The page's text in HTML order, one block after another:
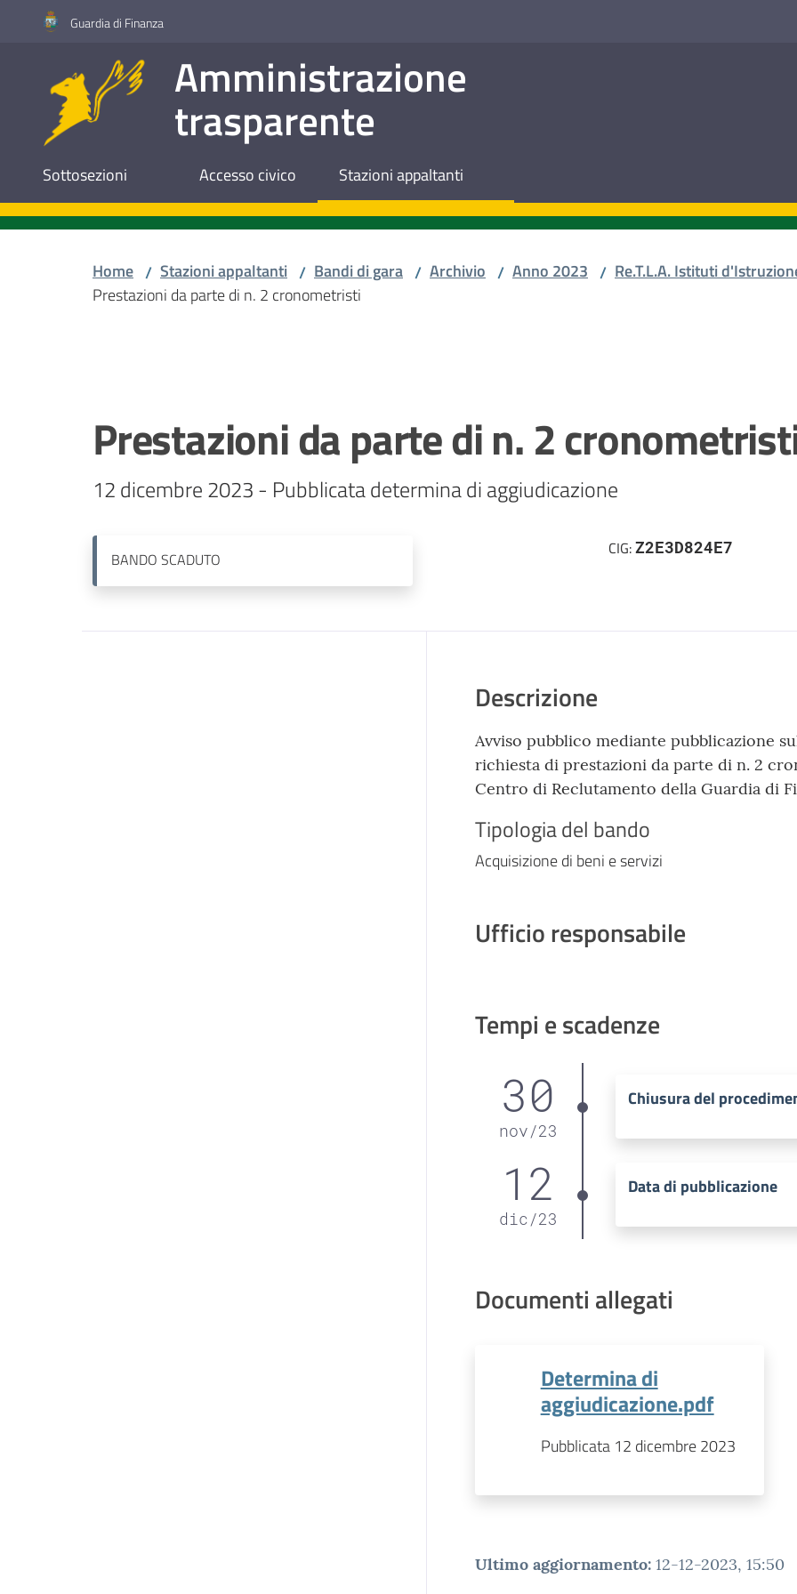
Vai al contenuto
Vai alla navigazione
Vai al footerGuardia di Finanza
Amministrazione
trasparente
Sottosezioni Accesso civico Stazioni appaltanti
Home / Stazioni appaltanti / Bandi di gara / Archivio / Anno 2023 / Re.T.L.A. Istituti
Prestazioni da parte di n. 2 cronometristi
Prestazioni da parte di n. 2
12 dicembre 2023 - Pubblicata determina di aggiudicazione
BANDO SCADUTO
CIG:Z2E3D824E7
Descrizione
Avviso pubblico mediante pubblicazione
richiesta di prestazioni da parte di n. 2
Centro di Reclutamento della Guardia di
Tipologia del bando
Acquisizione di beni e servizi
Ufficio responsabile
Tempi e scadenze
30
nov/23
Chiusura del
12
dic/23
Data di pubblicazione
Documenti allegati
Determina di
aggiudicazione.pdf
Pubblicata 12 dicembre 2023
Ultimo aggiornamento: 12-12-2023, 15:50